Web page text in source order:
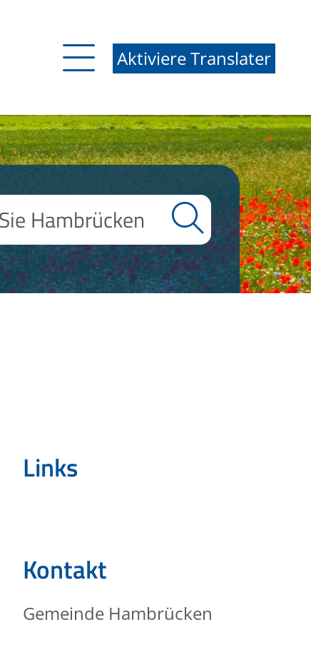
Aktiviere Translater
Links
Kontakt
Gemeinde Hambrücken